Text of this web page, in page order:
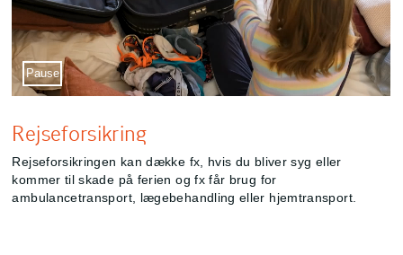
PauseSæt video på pause
Rejseforsikring
Rejseforsikringen kan dække fx, hvis du bliver syg eller
kommer til skade på ferien og fx får brug for
ambulancetransport, lægebehandling eller hjemtransport.